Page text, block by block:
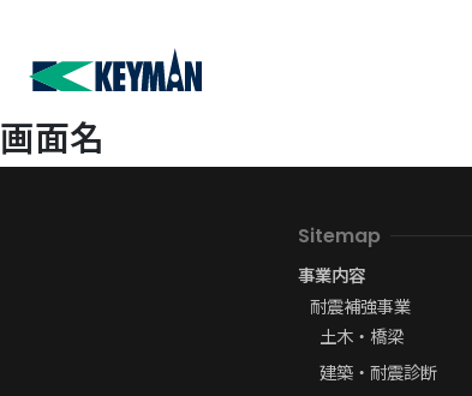
画面名
Sitemap
事業内容
耐震補強事業
土木・橋梁
建築・耐震診断